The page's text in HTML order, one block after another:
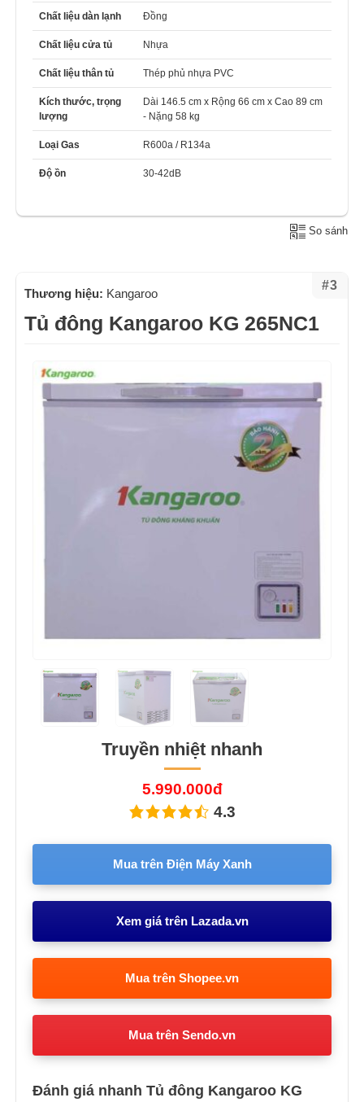
Chất liệu dàn lạnh Đồng
Chất liệu cửa tủ Nhựa
Chất liệu thân tủ Thép phủ nhựa PVC
Kích thước, trọng
lượng
Dài 146.5 cm x Rộng 66 cm x Cao 89 cm
- Nặng 58 kg
Loại Gas R600a / R134a
Độ ồn 30-42dB
So sánh
#3
Thương hiệu: Kangaroo
Tủ đông Kangaroo KG 265NC1
Truyền nhiệt nhanh
5.990.000đ
4.3
Mua trên Điện Máy Xanh
Xem giá trên Lazada.vn
Mua trên Shopee.vn
Mua trên Sendo.vn
Đánh giá nhanh Tủ đông Kangaroo KG